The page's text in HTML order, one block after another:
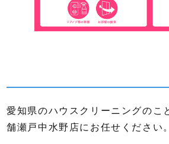
愛知県のハウスクリーニングのこ
舗瀬戸中水野店にお任せください。